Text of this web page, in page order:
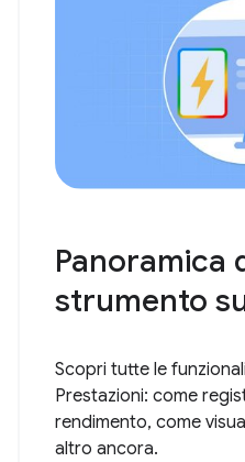
Panoramica
strumento
Scopri tutte le
Prestazioni: come
rendimento, come
altro ancora.